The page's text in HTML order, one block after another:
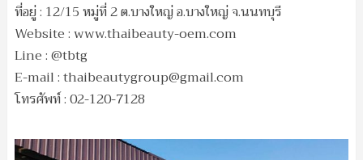
ที่อยู่ : 12/15 หมู่ที่ 2 ต.บางใหญ่ อ.บางใหญ่ จ.นนทบุรี
Website : www.thaibeauty-oem.com
Line : @tbtg
E-mail :thaibeautygroup@gmail.com
โทรศัพท์ : 02-120-7128